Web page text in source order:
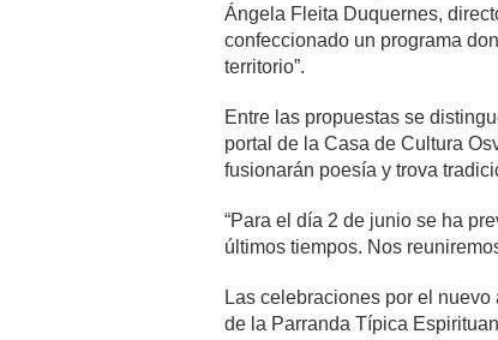
Ángela Fleita Duquernes,
confeccionado un programa
territorio”.
Entre las propuestas se
portal de la Casa de Cultura
fusionarán poesía y trova
“Para el día 2 de junio se ha
últimos tiempos. Nos
Las celebraciones por el
de la Parranda Típica